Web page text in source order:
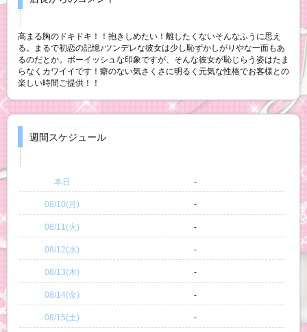
高まる胸のドキドキ！！抱きしめたい！離したくないそんなふうに思え
る。まるで初恋の記憶♪ツンデレな彼女は少し恥ずかしがりやな一面もあ
るのだとか。ボーイッシュな印象ですが、そんな彼女が恥じらう姿はたま
らなくカワイイです！癖のない気さくさに明るく元気な性格でお客様との
楽しい時間ご提供！！
週間スケジュール
本日 -
08/10(月) -
08/11(火) -
08/12(水) -
08/13(木) -
08/14(金) -
08/15(土) -